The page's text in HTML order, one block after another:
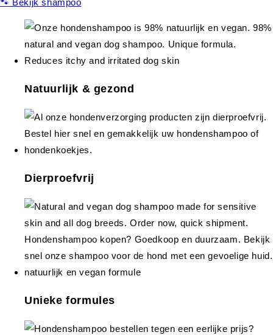
🐾 Bekijk shampoo
Natuurlijk & gezond
Dierproefvrij
Unieke formules